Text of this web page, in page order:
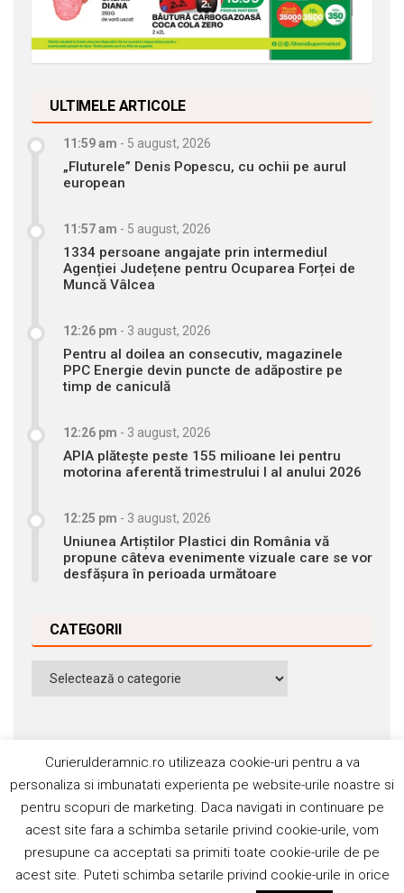
ULTIMELE ARTICOLE
11:59 am - 5 august, 2026
„Fluturele” Denis Popescu, cu ochii pe aurul
european
11:57 am - 5 august, 2026
1334 persoane angajate prin intermediul
Agenției Județene pentru Ocuparea Forței de
Muncă Vâlcea
12:26 pm - 3 august, 2026
Pentru al doilea an consecutiv, magazinele
PPC Energie devin puncte de adăpostire pe
timp de caniculă
12:26 pm - 3 august, 2026
APIA plătește peste 155 milioane lei pentru
motorina aferentă trimestrului I al anului 2026
12:25 pm - 3 august, 2026
Uniunea Artiștilor Plastici din România vă
propune câteva evenimente vizuale care se vor
desfășura în perioada următoare
CATEGORII
Categorii
©2006-2020 Silviu Popescu. Toate drepturile rezervate. ISSN:
Curierulderamnic.ro utilizeaza cookie-uri pentru a va
personaliza si imbunatati experienta pe website-urile noastre si
pentru scopuri de marketing. Daca navigati in continuare pe
acest site fara a schimba setarile privind cookie-urile, vom
presupune ca acceptati sa primiti toate cookie-urile de pe
acest site. Puteti schimba setarile privind cookie-urile in orice